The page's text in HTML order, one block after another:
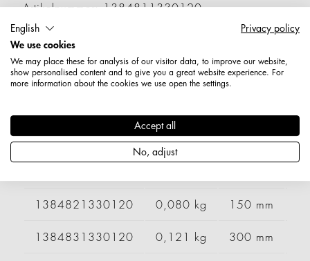
Artikelnummer: 1384811330120
Länge: 200 mm
Durchmesser / Stärke: 4,8 mm
Nettogewicht: 0,100 kg
Artikelnummer Gewicht Länge
1384821330120 0,080 kg 150 mm
1384831330120 0,121 kg 300 mm
English
Privacy policy
We use cookies
We may place these for analysis of our visitor data, to improve our website,
show personalised content and to give you a great website experience. For
more information about the cookies we use open the settings.
Accept all
No, adjust